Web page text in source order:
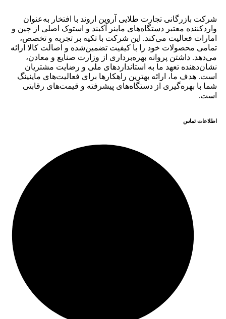
شرکت بازرگانی تجارت طلایی آروین اروند با افتخار به‌عنوان
واردکننده معتبر دستگاه‌های ماینر آکبند و استوک اصلی از چین و
امارات فعالیت می‌کند. این شرکت با تکیه بر تجربه و تخصص،
تمامی محصولات خود را با کیفیت تضمین‌شده و اصالت کالا ارائه
می‌دهد. داشتن پروانه بهره‌برداری از وزارت صنایع و معادن،
نشان‌دهنده تعهد ما به استانداردهای ملی و رضایت مشتریان
است. هدف ما، ارائه بهترین راهکارها برای فعالیت‌های ماینینگ
شما با بهره‌گیری از دستگاه‌های پیشرفته و قیمت‌های رقابتی
است.
اطلاعات تماس